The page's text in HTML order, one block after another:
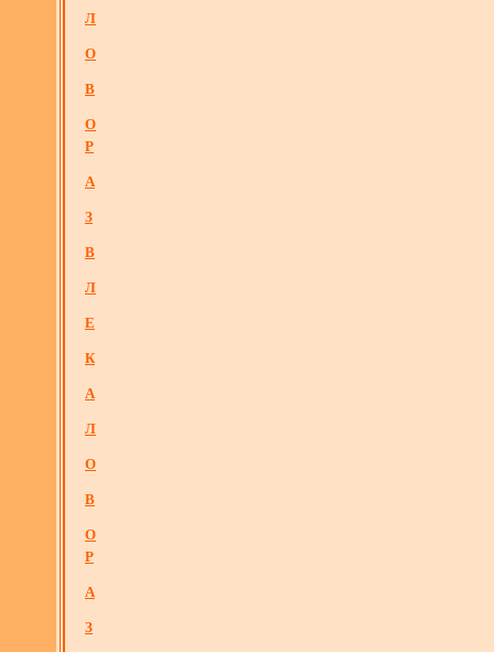
Л
О
В
О
Р
А
З
В
Л
Е
К
А
Л
О
В
О
Р
А
З